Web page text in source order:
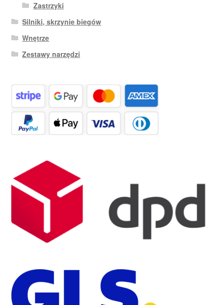
Zastrzyki
Silniki, skrzynie biegów
Wnętrze
Zestawy narzędzi